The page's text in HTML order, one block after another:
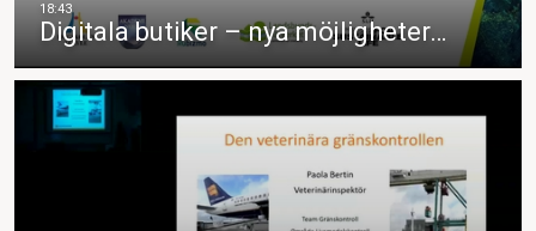
Digitala butiker – nya möjligheter…